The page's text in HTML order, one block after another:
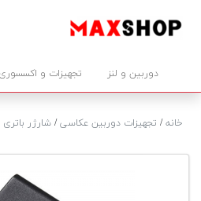
دوربین و لنز تجهیزات و اکسسوری
خانه/ تجهیزات دوربین عکاسی/ شارژر